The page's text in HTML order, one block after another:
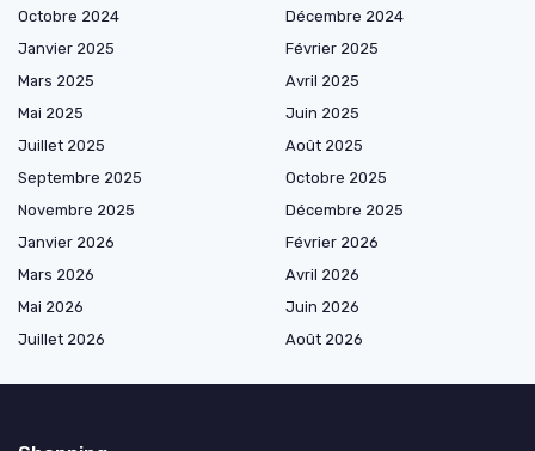
Octobre 2024
Décembre 2024
Janvier 2025
Février 2025
Mars 2025
Avril 2025
Mai 2025
Juin 2025
Juillet 2025
Août 2025
Septembre 2025
Octobre 2025
Novembre 2025
Décembre 2025
Janvier 2026
Février 2026
Mars 2026
Avril 2026
Mai 2026
Juin 2026
Juillet 2026
Août 2026